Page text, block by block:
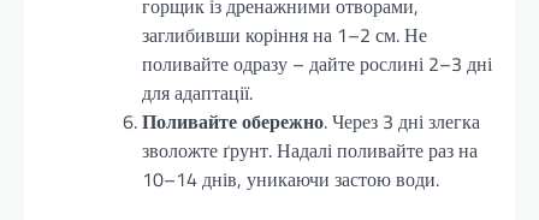
заглибивши коріння на 1–2 см. Не
поливайте одразу – дайте рослині 2–3 дні
для адаптації.
Поливайте обережно. Через 3 дні злегка
зволожте ґрунт. Надалі поливайте раз на
10–14 днів, уникаючи застою води.